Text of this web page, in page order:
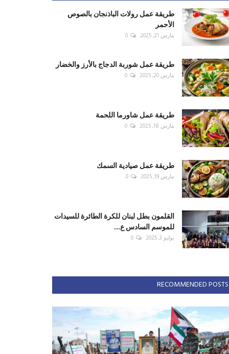
طريقة عمل رولات الباذنجان بالصوص
الأحمر
مارس 21, 2025 0
طريقة عمل شوربة الدجاج بالأرز والخضار
مارس 20, 2025 0
طريقة عمل شاورما اللحمة
مارس 18, 2025 0
طريقة عمل صيادية السمك
مارس 19, 2025 0
القلمون بطل لبنان للكرة الطائرة للسيدات
للموسم السادس ع...
يوليو 3, 2025 0
RECOMMENDED POSTS